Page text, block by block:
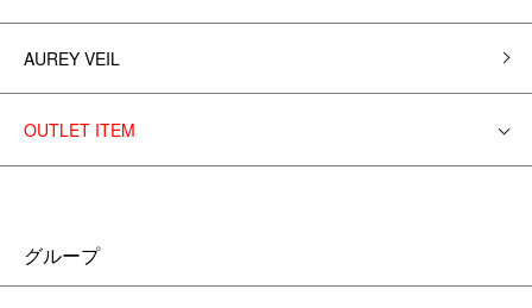
AUREY VEIL
OUTLET ITEM
グループ